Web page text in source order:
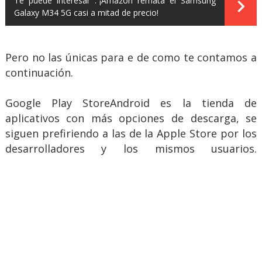
Galaxy M34 5G casi a mitad de precio!
Pero no las únicas para e de como te contamos a
continuación.
Google Play StoreAndroid es la tienda de
aplicativos con más opciones de descarga, se
siguen prefiriendo a las de la Apple Store por los
desarrolladores y los mismos usuarios.